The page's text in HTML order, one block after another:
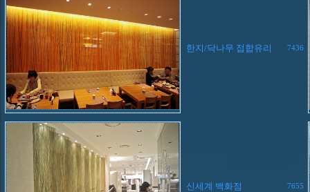
한지/닥나무 접합유리 7436
신세계 백화점 7655